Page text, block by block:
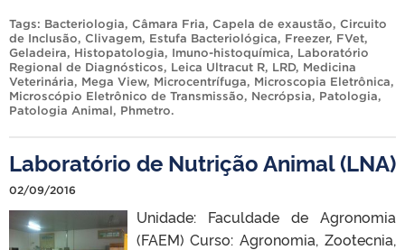
Tags: Bacteriologia, Câmara Fria, Capela de exaustão, Circuito
de Inclusão, Clivagem, Estufa Bacteriológica, Freezer, FVet,
Geladeira, Histopatologia, Imuno-histoquímica, Laboratório
Regional de Diagnósticos, Leica Ultracut R, LRD, Medicina
Veterinária, Mega View, Microcentrífuga, Microscopia Eletrônica,
Microscópio Eletrônico de Transmissão, Necrópsia, Patologia,
Patologia Animal, Phmetro.
Laboratório de Nutrição Animal (LNA)
02/09/2016
Unidade: Faculdade de Agronomia
(FAEM) Curso: Agronomia, Zootecnia,